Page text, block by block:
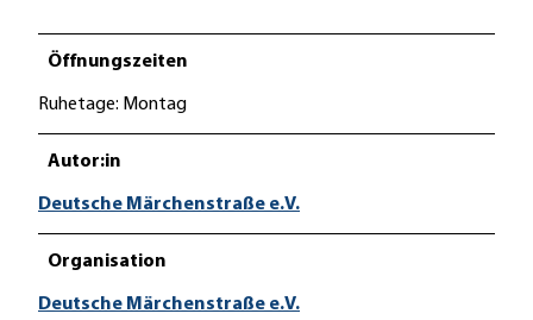
m
i
u
Öffnungszeiten
Ruhetage: Montag
Autor:in
Deutsche Märchenstraße e.V.
Organisation
Deutsche Märchenstraße e.V.